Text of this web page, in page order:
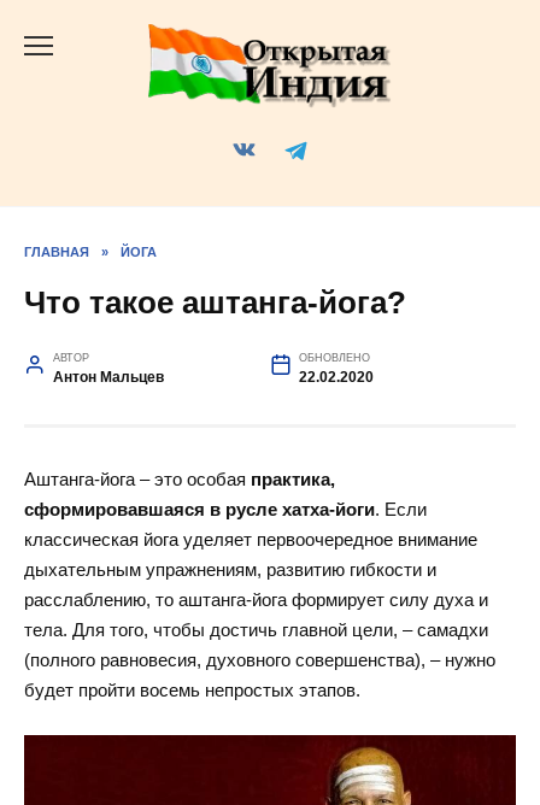
ГЛАВНАЯ » ЙОГА
Что такое аштанга-йога?
АВТОР
Антон Мальцев
ОБНОВЛЕНО
22.02.2020
Аштанга-йога – это особая практика,
сформировавшаяся в русле хатха-йоги. Если
классическая йога уделяет первоочередное внимание
дыхательным упражнениям, развитию гибкости и
расслаблению, то аштанга-йога формирует силу духа и
тела. Для того, чтобы достичь главной цели, – самадхи
(полного равновесия, духовного совершенства), – нужно
будет пройти восемь непростых этапов.